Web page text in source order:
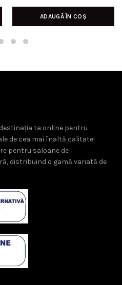
inițial
a
ADAUGĂ ÎN COȘ
ta online pentru
de cea mai înaltă calitate!
pentru saloane de
distribuind o gamă variată de